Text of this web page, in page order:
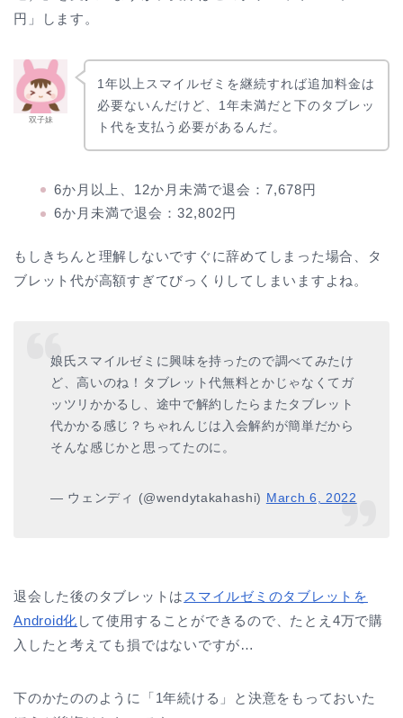
円」します。
双子妹
1年以上スマイルゼミを継続すれば追加料金は
必要ないんだけど、1年未満だと下のタブレッ
ト代を支払う必要があるんだ。
6か月以上、12か月未満で退会：7,678円
6か月未満で退会：32,802円
もしきちんと理解しないですぐに辞めてしまった場合、タ
ブレット代が高額すぎてびっくりしてしまいますよね。
娘氏スマイルゼミに興味を持ったので調べてみたけ
ど、高いのね！タブレット代無料とかじゃなくてガ
ッツリかかるし、途中で解約したらまたタブレット
代かかる感じ？ちゃれんじは入会解約が簡単だから
そんな感じかと思ってたのに。
— ウェンディ (@wendytakahashi) March 6, 2022
退会した後のタブレットは スマイルゼミのタブレットを
Android化 して使用することができるので、たとえ4万で購
入したと考えても損ではないですが…
下のかたののように「1年続ける」と決意をもっておいた